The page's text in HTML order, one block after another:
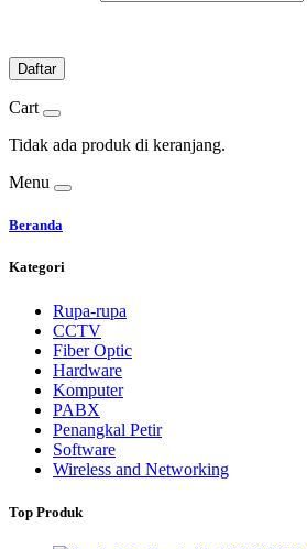
Daftar
Cart
Tidak ada produk di keranjang.
Menu
Beranda
Kategori
Rupa-rupa
CCTV
Fiber Optic
Hardware
Komputer
PABX
Penangkal Petir
Software
Wireless and Networking
Top Produk